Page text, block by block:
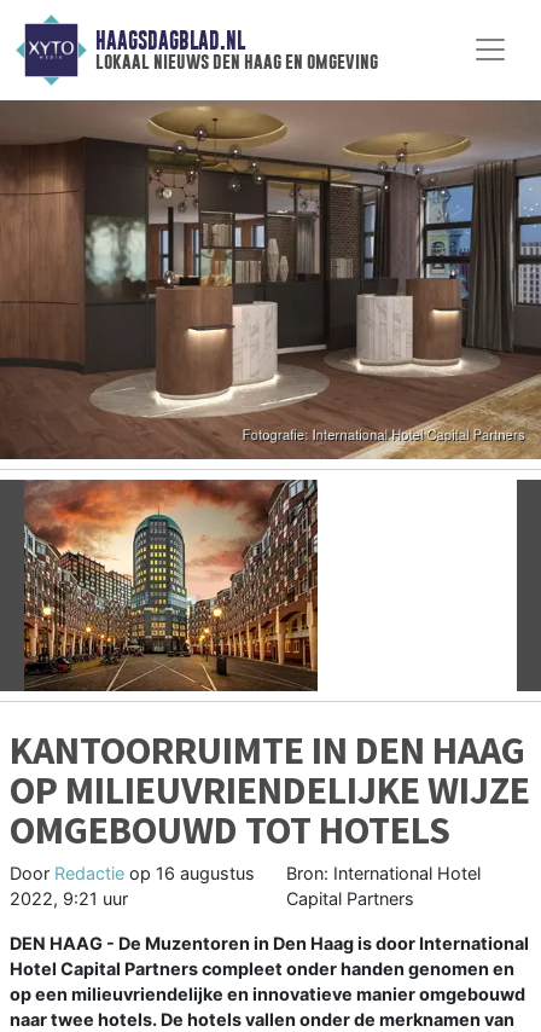
HAAGSDAGBLAD.NL
lokaal nieuws den haag en omgeving
Vorige
KANTOORRUIMTE IN DEN HAAG
OP MILIEUVRIENDELIJKE WIJZE
OMGEBOUWD TOT HOTELS
Door Redactie op 16 augustus
2022, 9:21 uur
Bron: International Hotel
Capital Partners
DEN HAAG - De Muzentoren in Den Haag is door International
Hotel Capital Partners compleet onder handen genomen en
op een milieuvriendelijke en innovatieve manier omgebouwd
naar twee hotels. De hotels vallen onder de merknamen van